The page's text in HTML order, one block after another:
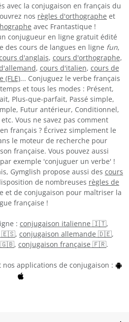
avec la conjugaison en français du
nos règles d'orthographe et
avec Frantastique !
conjugueur en ligne gratuit édité
des cours de langues en ligne fun,
d'anglais, cours d'orthographe,
, cours d'italien, cours de
(FLE)... Conjuguez le verbe français
et tous les modes : Présent,
Plus-que-parfait, Passé simple,
Futur antérieur, Conditionnel,
Vous ne savez pas comment
français ? Écrivez simplement le
le moteur de recherche pour
française. Vous pouvez aussi
exemple 'conjuguer un verbe' !
Gymglish propose aussi des cours
de nombreuses règles de
et de conjugaison pour maîtriser la
française !
: conjugaison italienne 🇮🇹,
🇪🇸, conjugaison allemande 🇩🇪,
🇬🇧, conjugaison française 🇫🇷.
applications de conjugaison :